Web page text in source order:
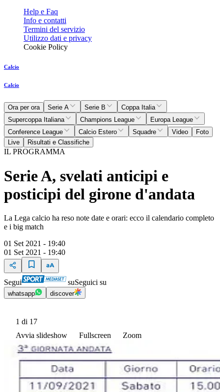
Help e Faq
Info e contatti
Termini del servizio
Utilizzo dati e privacy
Cookie Policy
Calcio
Calcio
Ora per ora Serie A Serie B
Coppa Italia
Supercoppa Italiana
Champions League
Europa League
Conference League
Calcio Estero Squadre Video
Foto
Live
Risultati e Classifiche
IL PROGRAMMA
Serie A, svelati anticipi e
posticipi del girone d'andata
La Lega calcio ha reso note date e orari: ecco il calendario completo
e i big match
01 Set 2021 - 19:40
01 Set 2021 - 19:40
Segui suSeguici su
whatsapp discover
1 di 17
Avvia slideshow
Fullscreen Zoom